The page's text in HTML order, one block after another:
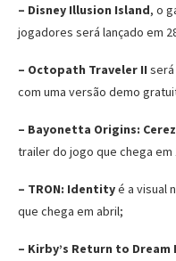
– Disney Illusion Island, o
jogadores será lançado em
– Octopath Traveler II
com uma versão demo
– Bayonetta Origins:
trailer do jogo que chega em
– TRON: Identityé a visual
que chega em abril;
– Kirby’s Return to Dream